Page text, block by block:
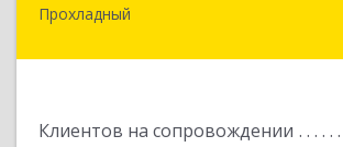
Прохладный
Клиентов на сопровождении